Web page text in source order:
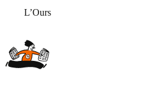
L’Ours